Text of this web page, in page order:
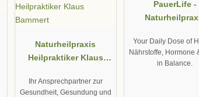
Naturheilpraxis
Heilpraktiker Klaus
Ihr Ansprechpartner zur
Gesundheit, Gesundung und
PauerLife -
Your Daily Dose of
Nährstoffe, Hormone
in Balance.